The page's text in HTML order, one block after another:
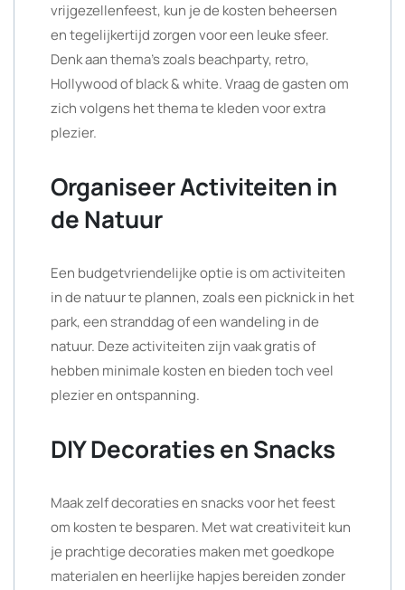
vrijgezellenfeest, kun je de kosten beheersen
en tegelijkertijd zorgen voor een leuke sfeer.
Denk aan thema’s zoals beachparty, retro,
Hollywood of black & white. Vraag de gasten om
zich volgens het thema te kleden voor extra
plezier.
Organiseer Activiteiten in
de Natuur
Een budgetvriendelijke optie is om activiteiten
in de natuur te plannen, zoals een picknick in het
park, een stranddag of een wandeling in de
natuur. Deze activiteiten zijn vaak gratis of
hebben minimale kosten en bieden toch veel
plezier en ontspanning.
DIY Decoraties en Snacks
Maak zelf decoraties en snacks voor het feest
om kosten te besparen. Met wat creativiteit kun
je prachtige decoraties maken met goedkope
materialen en heerlijke hapjes bereiden zonder